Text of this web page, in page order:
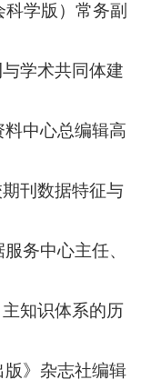
学版）常务副
学术共同体建
中心总编辑高
刊数据特征与
务中心主任、
知识体系的历
》杂志社编辑